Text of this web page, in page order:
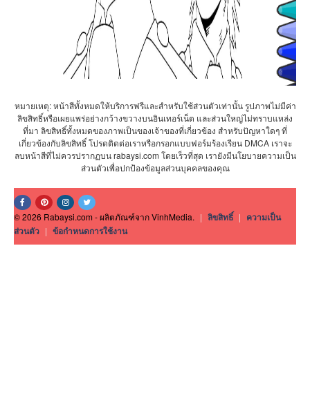
หมายเหตุ: หน้าสีทั้งหมดให้บริการฟรีและสำหรับใช้ส่วนตัวเท่านั้น รูปภาพไม่มีค่า
ลิขสิทธิ์หรือเผยแพร่อย่างกว้างขวางบนอินเทอร์เน็ต และส่วนใหญ่ไม่ทราบแหล่ง
ที่มา ลิขสิทธิ์ทั้งหมดของภาพเป็นของเจ้าของที่เกี่ยวข้อง สำหรับปัญหาใดๆ ที่
เกี่ยวข้องกับลิขสิทธิ์ โปรดติดต่อเราหรือกรอกแบบฟอร์มร้องเรียน DMCA เราจะ
ลบหน้าสีที่ไม่ควรปรากฏบน rabaysi.com โดยเร็วที่สุด เรายังมีนโยบายความเป็น
ส่วนตัวเพื่อปกป้องข้อมูลส่วนบุคคลของคุณ
© 2026 Rabaysi.com - ผลิตภัณฑ์จาก VinhMedia. | ลิขสิทธิ์ | ความเป็น
ส่วนตัว | ข้อกำหนดการใช้งาน